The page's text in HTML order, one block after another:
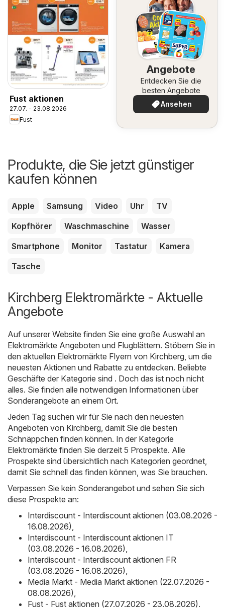
Fust aktionen
27.07. - 23.08.2026
Fust
Angebote
Entdecken Sie die
besten Angebote
Ansehen
Produkte, die Sie jetzt günstiger
kaufen können
Apple Samsung Video Uhr
TV
Kopfhörer
Waschmaschine
Wasser
Smartphone
Monitor Tastatur
Kamera
Tasche
Kirchberg Elektromärkte - Aktuelle
Angebote
Auf unserer Website finden Sie eine große Auswahl an
Elektromärkte Angeboten und Flugblättern. Stöbern Sie in
den aktuellen Elektromärkte Flyern von Kirchberg, um die
neuesten Aktionen und Rabatte zu entdecken. Beliebte
Geschäfte der Kategorie sind . Doch das ist noch nicht
alles. Sie finden alle notwendigen Informationen über
Sonderangebote an einem Ort.
Jeden Tag suchen wir für Sie nach den neuesten
Angeboten von Kirchberg, damit Sie die besten
Schnäppchen finden können. In der Kategorie
Elektromärkte finden Sie derzeit 5 Prospekte. Alle
Prospekte sind übersichtlich nach Kategorien geordnet,
damit Sie schnell das finden können, was Sie brauchen.
Verpassen Sie kein Sonderangebot und sehen Sie sich
diese Prospekte an:
Interdiscount - Interdiscount aktionen (03.08.2026 -
16.08.2026),
Interdiscount - Interdiscount aktionen IT
(03.08.2026 - 16.08.2026),
Interdiscount - Interdiscount aktionen FR
(03.08.2026 - 16.08.2026),
Media Markt - Media Markt aktionen (22.07.2026 -
08.08.2026),
Fust - Fust aktionen (27.07.2026 - 23.08.2026).